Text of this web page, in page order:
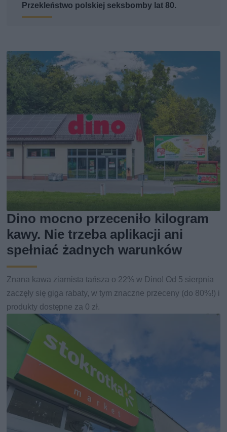
Przekleństwo polskiej seksbomby lat 80.
Dino mocno przeceniło kilogram
kawy. Nie trzeba aplikacji ani
spełniać żadnych warunków
Znana kawa ziarnista tańsza o 22% w Dino! Od 5 sierpnia
zaczęły się giga rabaty, w tym znaczne przeceny (do 80%!) i
produkty dostępne za 0 zł.